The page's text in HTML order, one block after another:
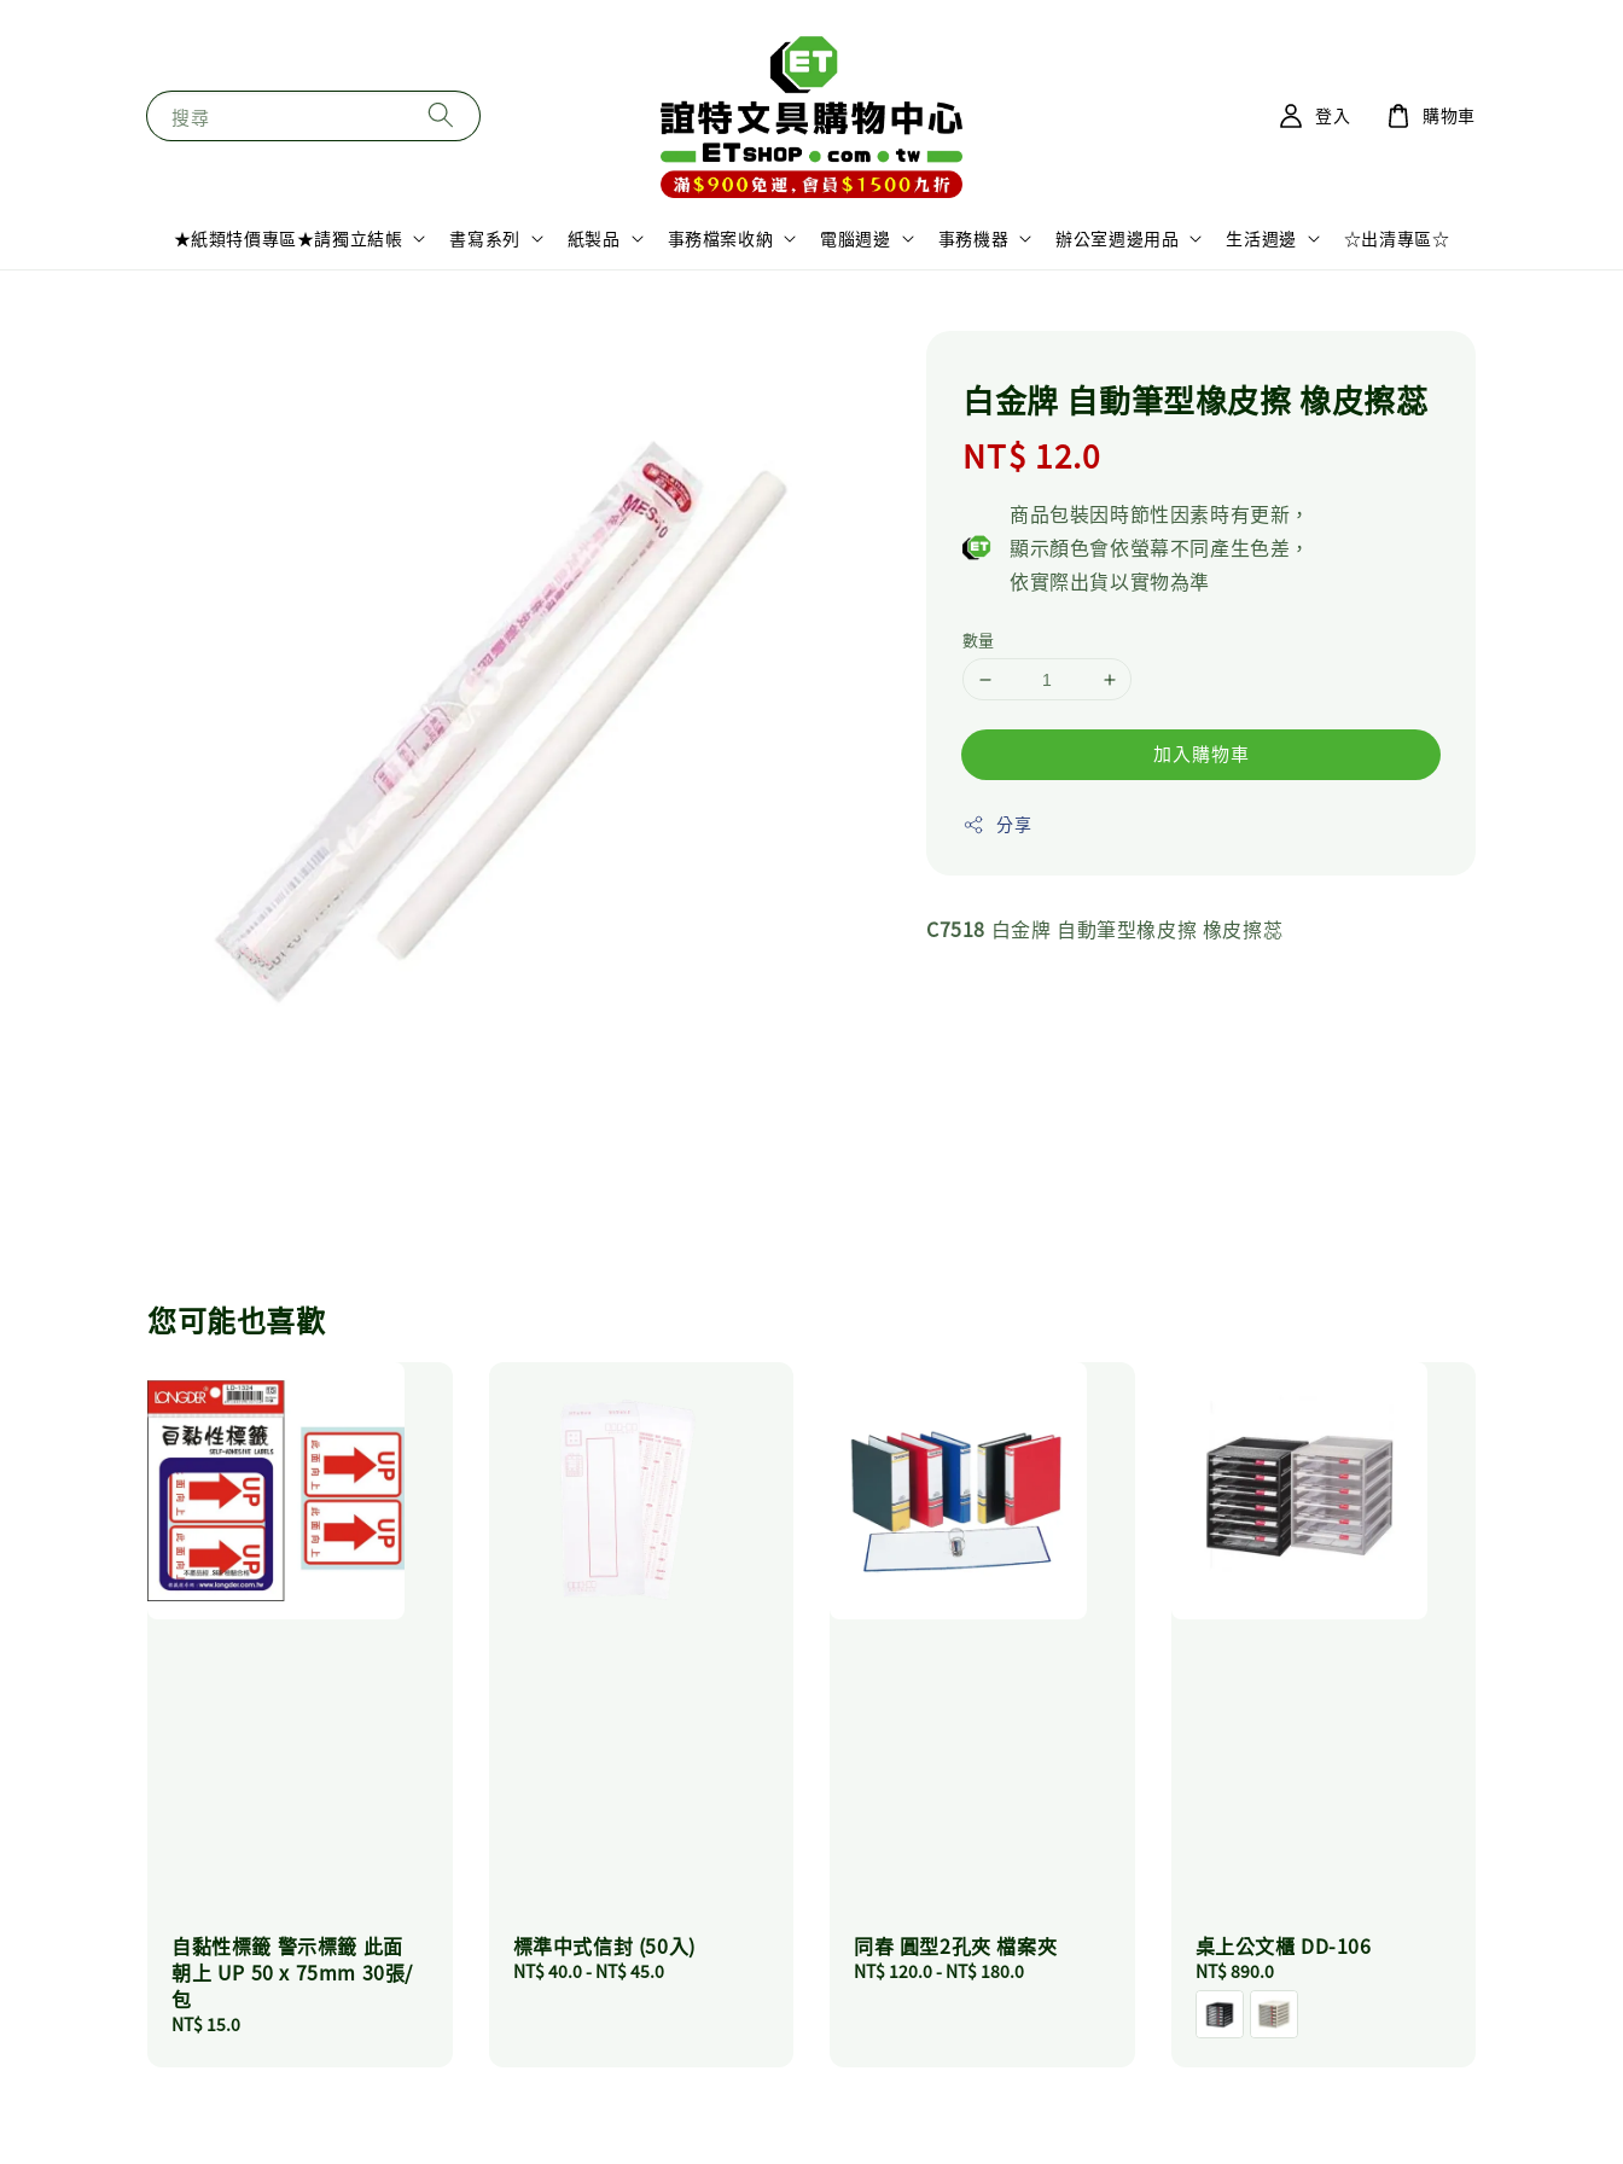
搜尋
★紙類特價專區★請獨立結帳 書寫系列 紙製品 事務檔案收納 電腦週邊 事務機器 辦公室週邊用品 生活週邊 ☆出清專區☆
登入 購物車
白金牌 自動筆型橡皮擦 橡皮擦蕊
Regular
price
NT$ 12.0
商品包裝因時節性因素時有更新，
顯示顏色會依螢幕不同產生色差，
依實際出貨以實物為準
數量
加入購物車
分享
C7518 白金牌 自動筆型橡皮擦 橡皮擦蕊
您可能也喜歡
自黏性標籤 警示標籤 此面
朝上 UP 50 x 75mm 30張/
包
Regular
NT$ 15.0
標準中式信封 (50入)
Regular
NT$ 40.0- NT$ 45.0
同春 圓型2孔夾 檔案夾
Regular
NT$ 120.0- NT$ 180.0
桌上公文櫃 DD-106
Regular
price
NT$ 890.0